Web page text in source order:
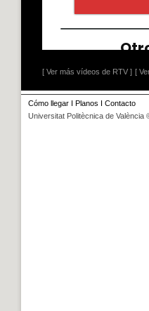
[ Ver más vídeos de RTV ] [
Cómo llegar I Planos I Contacto
Universitat Politècnica de València